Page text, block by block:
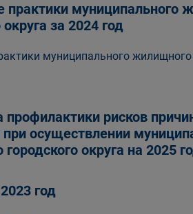
муниципального
округа за 2024 год
муниципального жилищного
профилактики рисков
осуществлении
городского округа на 2025
год